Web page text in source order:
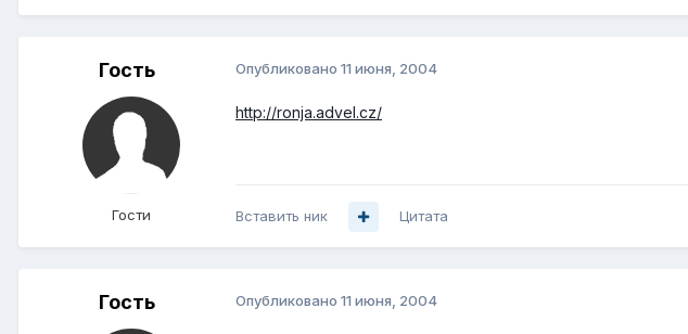
Гость
Гости
Опубликовано 11 июня, 2004
http://ronja.advel.cz/
Вставить ник Цитата
Гость Опубликовано 11 июня, 2004